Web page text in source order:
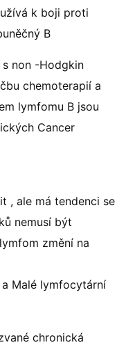
k boji proti
B
non -Hodgkin
chemoterapií a
lymfomu B jsou
Cancer
, ale má tendenci se
nemusí být
změní na
Malé lymfocytární
chronická